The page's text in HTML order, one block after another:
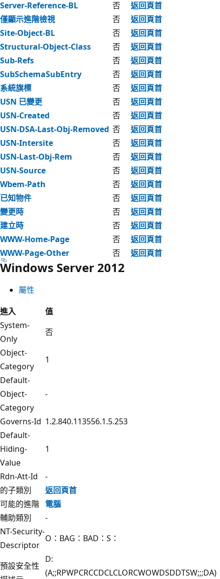
Server-Reference-BL
否
返回頁首
僅顯示進階檢視
否
返回頁首
Site-Object-BL
否
返回頁首
Structural-Object-Class
否
返回頁首
Sub-Refs
否
返回頁首
SubSchemaSubEntry
否
返回頁首
系統旗標
否
返回頁首
USN 已變更
否
返回頁首
USN-Created
否
返回頁首
USN-DSA-Last-Obj-Removed 否
返回頁首
USN-Intersite
否
返回頁首
USN-Last-Obj-Rem
否
返回頁首
USN-Source
否
返回頁首
Wbem-Path
否
返回頁首
已知物件
否
返回頁首
變更時
否
返回頁首
建立時
否
返回頁首
WWW-Home-Page
否
返回頁首
WWW-Page-Other
否 返回頁首
Windows Server 2012
屬性
進入
值
System-
Only
否
Object-
Category
1
Default-
Object-
Category
-
Governs-Id 1.2.840.113556.1.5.253
Default-
Hiding-
Value
1
Rdn-Att-Id
-
的子類別
返回頁首
可能的進階 電腦
輔助類別
-
NT-Security-
Descriptor
O：BAG：BAD：S：
預設安全性
D:
(A;;RPWPCRCCDCLCLORCWOWDSDDTSW;;;DA)